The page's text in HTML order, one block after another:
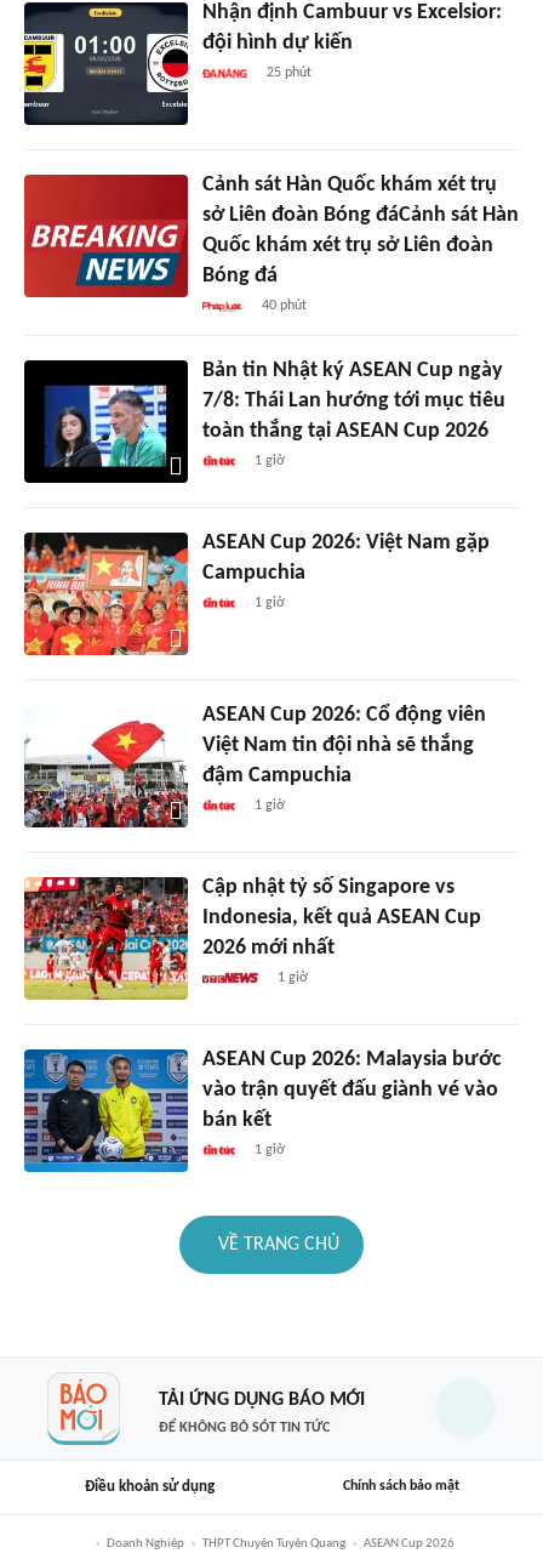
Nhận định Cambuur vs Excelsior:
đội hình dự kiến
25 phút
Cảnh sát Hàn Quốc khám xét trụ
sở Liên đoàn Bóng đáCảnh sát Hàn
Quốc khám xét trụ sở Liên đoàn
Bóng đá
40 phút
Bản tin Nhật ký ASEAN Cup ngày
7/8: Thái Lan hướng tới mục tiêu
toàn thắng tại ASEAN Cup 2026
1 giờ
ASEAN Cup 2026: Việt Nam gặp
Campuchia
1 giờ
ASEAN Cup 2026: Cổ động viên
Việt Nam tin đội nhà sẽ thắng
đậm Campuchia
1 giờ
Cập nhật tỷ số Singapore vs
Indonesia, kết quả ASEAN Cup
2026 mới nhất
1 giờ
ASEAN Cup 2026: Malaysia bước
vào trận quyết đấu giành vé vào
bán kết
1 giờ
VỀ TRANG CHỦ
TẢI ỨNG DỤNG BÁO MỚI
ĐỂ KHÔNG BỎ SÓT TIN TỨC
Điều khoản sử dụng Chính sách bảo mật
Doanh Nghiệp THPT Chuyên Tuyên Quang
ASEAN Cup 2026